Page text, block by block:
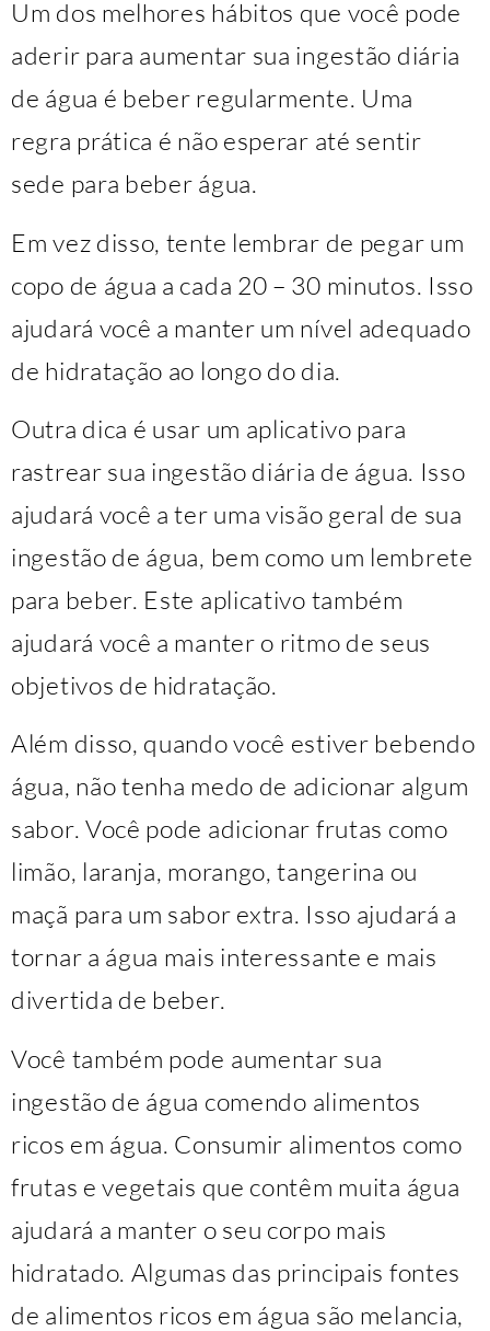
Um dos melhores hábitos que você pode
aderir para aumentar sua ingestão diária
de água é beber regularmente. Uma
regra prática é não esperar até sentir
sede para beber água.
Em vez disso, tente lembrar de pegar um
copo de água a cada 20 – 30 minutos. Isso
ajudará você a manter um nível adequado
de hidratação ao longo do dia.
Outra dica é usar um aplicativo para
rastrear sua ingestão diária de água. Isso
ajudará você a ter uma visão geral de sua
ingestão de água, bem como um lembrete
para beber. Este aplicativo também
ajudará você a manter o ritmo de seus
objetivos de hidratação.
Além disso, quando você estiver bebendo
água, não tenha medo de adicionar algum
sabor. Você pode adicionar frutas como
limão, laranja, morango, tangerina ou
maçã para um sabor extra. Isso ajudará a
tornar a água mais interessante e mais
divertida de beber.
Você também pode aumentar sua
ingestão de água comendo alimentos
ricos em água. Consumir alimentos como
frutas e vegetais que contêm muita água
ajudará a manter o seu corpo mais
hidratado. Algumas das principais fontes
de alimentos ricos em água são melancia,